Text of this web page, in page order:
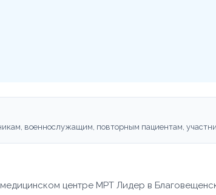
военнослужащим, повторным пациентам,
центре МРТ Лидер в